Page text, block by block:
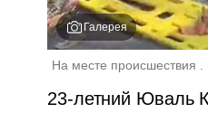
Галерея
На месте происшествия